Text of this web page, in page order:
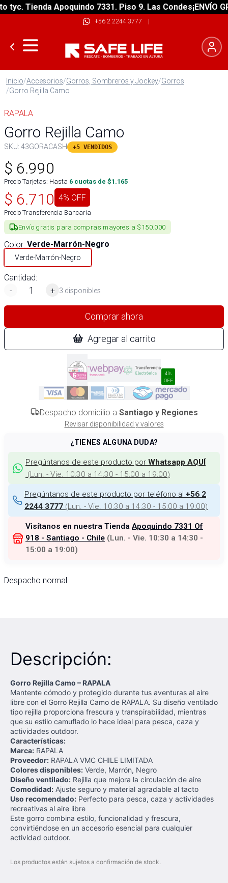
Tienda Apoquindo 7331. Piso 9. Las Condes¡ENVÍO
+56 2 2244 3777 |
Inicio/Accesorios/Gorros, Sombreros y Jockey/Gorros
/Gorro Rejilla Camo
RAPALA
Gorro Rejilla Camo
SKU: 43GORACASH +5 VENDIDOS
$ 6.990
Precio Tarjetas: Hasta 6 cuotas de $1.165
$ 6.710 4% OFF
Precio Transferencia Bancaria
Envío gratis para compras mayores a $150.000
Color: Verde-Marrón-Negro
Verde-Marrón-Negro
Cantidad:
-
+ 3 disponibles
Comprar ahora
Agregar al carrito
4%
OFF
Despacho domicilio a Santiago y Regiones
Revisar disponibilidad y valores
¿TIENES ALGUNA DUDA?
Pregúntanos de este producto por Whatsapp AQUÍ
(Lun. - Vie. 10:30 a 14:30 - 15:00 a 19:00)
Pregúntanos de este producto por teléfono al +56 2
2244 3777 (Lun. - Vie. 10:30 a 14:30 - 15:00 a 19:00)
Visítanos en nuestra Tienda Apoquindo 7331 Of
918 - Santiago - Chile (Lun. - Vie. 10:30 a 14:30 -
15:00 a 19:00)
Despacho normal
Descripción:
Gorro Rejilla Camo – RAPALA
Mantente cómodo y protegido durante tus aventuras al aire
libre con el Gorro Rejilla Camo de RAPALA. Su diseño ventilado
tipo rejilla proporciona frescura y transpirabilidad, mientras
que su estilo camuflado lo hace ideal para pesca, caza y
actividades outdoor.
Características:
Marca: RAPALA
Proveedor: RAPALA VMC CHILE LIMITADA
Colores disponibles: Verde, Marrón, Negro
Diseño ventilado: Rejilla que mejora la circulación de aire
Comodidad: Ajuste seguro y material agradable al tacto
Uso recomendado: Perfecto para pesca, caza y actividades
recreativas al aire libre
Este gorro combina estilo, funcionalidad y frescura,
convirtiéndose en un accesorio esencial para cualquier
actividad outdoor.
Los productos están sujetos a confirmación de stock.